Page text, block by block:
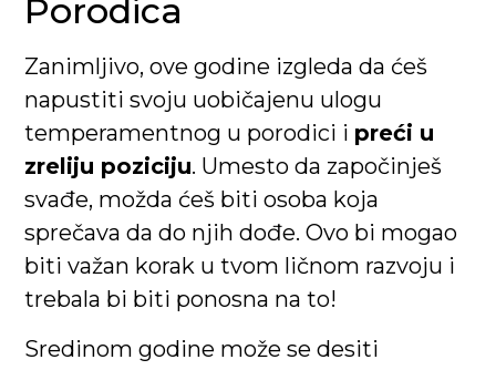
Porodica
Zanimljivo, ove godine izgleda da ćeš
napustiti svoju uobičajenu ulogu
temperamentnog u porodici i preći u
zreliju poziciju. Umesto da započinješ
svađe, možda ćeš biti osoba koja
sprečava da do njih dođe. Ovo bi mogao
biti važan korak u tvom ličnom razvoju i
trebala bi biti ponosna na to!
Sredinom godine može se desiti